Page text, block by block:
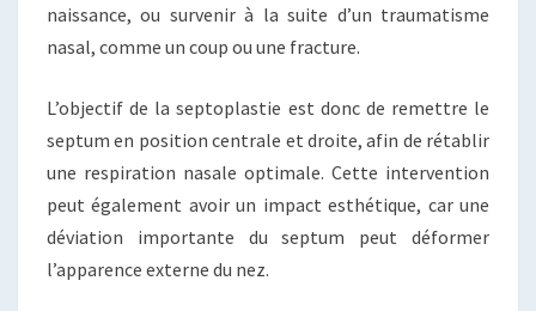
naissance, ou survenir à la suite d’un traumatisme
nasal, comme un coup ou une fracture.
L’objectif de la septoplastie est donc de remettre le
septum en position centrale et droite, afin de rétablir
une respiration nasale optimale. Cette intervention
peut également avoir un impact esthétique, car une
déviation importante du septum peut déformer
l’apparence externe du nez.